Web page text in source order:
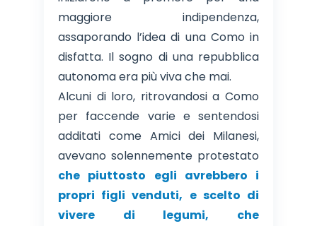
maggiore indipendenza,
assaporando l’idea di una Como in
disfatta. Il sogno di una repubblica
autonoma era più viva che mai.
Alcuni di loro, ritrovandosi a Como
per faccende varie e sentendosi
additati come Amici dei Milanesi,
avevano solennemente protestato
che piuttosto egli avrebbero i
propri figli venduti, e scelto di
vivere di legumi, che